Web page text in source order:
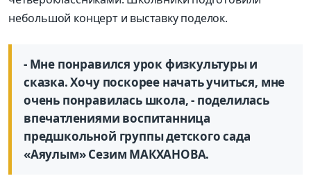
небольшой концерт и выставку поделок.
- Мне понравился урок физкультуры и
сказка. Хочу поскорее начать учиться, мне
очень понравилась школа, - поделилась
впечатлениями воспитанница
предшкольной группы детского сада
«Аяулым» Сезим МАКХАНОВА.